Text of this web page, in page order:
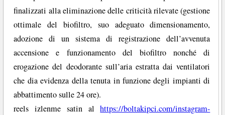
finalizzati alla eliminazione delle criticità rilevate (gestione
ottimale del biofiltro, suo adeguato dimensionamento,
adozione di un sistema di registrazione dell’avvenuta
accensione e funzionamento del biofiltro nonché di
erogazione del deodorante sull’aria estratta dai ventilatori
che dia evidenza della tenuta in funzione degli impianti di
abbattimento sulle 24 ore).
reels izlenme satin alhttps://boltakipci.com/instagram-